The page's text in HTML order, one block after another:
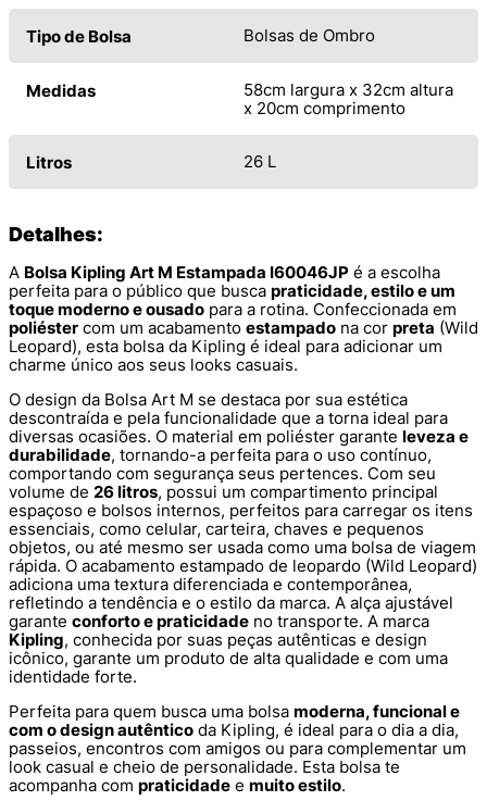
Tipo de Bolsa Bolsas de Ombro
Medidas
58cm largura x 32cm altura
x 20cm comprimento
Litros 26 L
Detalhes:
A Bolsa Kipling Art M Estampada I60046JP é a escolha
perfeita para o público que busca praticidade, estilo e um
toque moderno e ousado para a rotina. Confeccionada em
poliéster com um acabamento estampado na cor preta (Wild
Leopard), esta bolsa da Kipling é ideal para adicionar um
charme único aos seus looks casuais.
O design da Bolsa Art M se destaca por sua estética
descontraída e pela funcionalidade que a torna ideal para
diversas ocasiões. O material em poliéster garante leveza e
durabilidade, tornando-a perfeita para o uso contínuo,
comportando com segurança seus pertences. Com seu
volume de 26 litros, possui um compartimento principal
espaçoso e bolsos internos, perfeitos para carregar os itens
essenciais, como celular, carteira, chaves e pequenos
objetos, ou até mesmo ser usada como uma bolsa de viagem
rápida. O acabamento estampado de leopardo (Wild Leopard)
adiciona uma textura diferenciada e contemporânea,
refletindo a tendência e o estilo da marca. A alça ajustável
garante conforto e praticidade no transporte. A marca
Kipling, conhecida por suas peças autênticas e design
icônico, garante um produto de alta qualidade e com uma
identidade forte.
Perfeita para quem busca uma bolsa moderna, funcional e
com o design autêntico da Kipling, é ideal para o dia a dia,
passeios, encontros com amigos ou para complementar um
look casual e cheio de personalidade. Esta bolsa te
acompanha com praticidade e muito estilo.